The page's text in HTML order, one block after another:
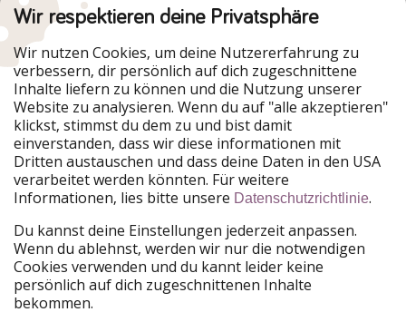
Urlaubspiraten ist Teil der HolidayPirates Group
Unsere Märkte
PiratinViaggio
HolidayPirates
VakantiePiraten
WakacyjniPiraci
VoyagesPirates
Ferienpiraten
Urlaubspiraten
ViajerosPiratas
TravelPirates
HolidayPirates Group
Lerne uns kennen Rechtliches
Wir respektieren deine Privatsphäre
Wir nutzen Cookies, um deine Nutzererfahrung zu
verbessern, dir persönlich auf dich zugeschnittene
Inhalte liefern zu können und die Nutzung unserer
Website zu analysieren. Wenn du auf "alle akzeptieren"
klickst, stimmst du dem zu und bist damit
einverstanden, dass wir diese informationen mit
Dritten austauschen und dass deine Daten in den USA
verarbeitet werden könnten. Für weitere
Informationen, lies bitte unsere Datenschutzrichtlinie.
Du kannst deine Einstellungen jederzeit anpassen.
Wenn du ablehnst, werden wir nur die notwendigen
Cookies verwenden und du kannt leider keine
persönlich auf dich zugeschnittenen Inhalte
bekommen.